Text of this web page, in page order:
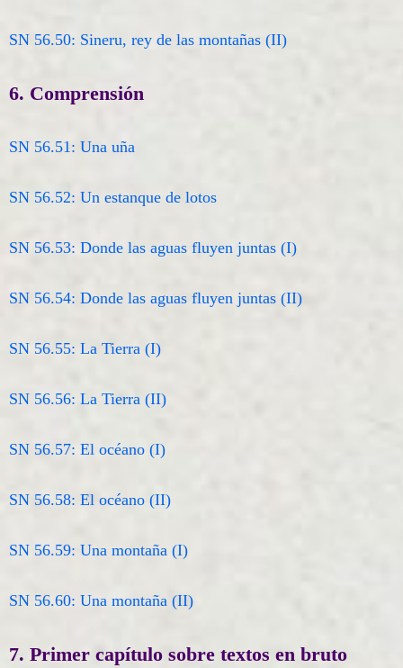
SN 56.50: Sineru, rey de las montañas (II)
6. Comprensión
SN 56.51: Una uña
SN 56.52: Un estanque de lotos
SN 56.53: Donde las aguas fluyen juntas (I)
SN 56.54: Donde las aguas fluyen juntas (II)
SN 56.55: La Tierra (I)
SN 56.56: La Tierra (II)
SN 56.57: El océano (I)
SN 56.58: El océano (II)
SN 56.59: Una montaña (I)
SN 56.60: Una montaña (II)
7. Primer capítulo sobre textos en bruto